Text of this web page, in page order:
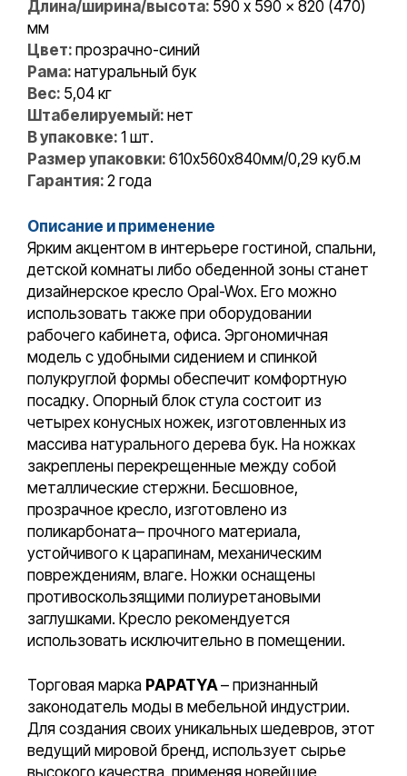
Длина/ширина/высота: 590 x 590 x 820 (470)
мм
Цвет: прозрачно-синий
Рама: натуральный бук
Вес: 5,04 кг
Штабелируемый: нет
В упаковке: 1 шт.
Размер упаковки: 610х560х840мм/0,29 куб.м
Гарантия: 2 года
Описание и применение
Ярким акцентом в интерьере гостиной, спальни,
детской комнаты либо обеденной зоны станет
дизайнерское кресло Opal-Wox. Его можно
использовать также при оборудовании
рабочего кабинета, офиса. Эргономичная
модель с удобными сидением и спинкой
полукруглой формы обеспечит комфортную
посадку. Опорный блок стула состоит из
четырех конусных ножек, изготовленных из
массива натурального дерева бук. На ножках
закреплены перекрещенные между собой
металлические стержни. Бесшовное,
прозрачное кресло, изготовлено из
поликарбоната– прочного материала,
устойчивого к царапинам, механическим
повреждениям, влаге. Ножки оснащены
противоскользящими полиуретановыми
заглушками. Кресло рекомендуется
использовать исключительно в помещении.
Торговая марка PAPATYA– признанный
законодатель моды в мебельной индустрии.
Для создания своих уникальных шедевров, этот
ведущий мировой бренд, использует сырье